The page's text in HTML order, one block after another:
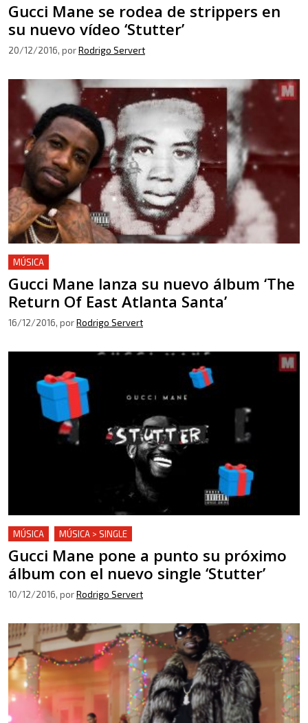
Gucci Mane se rodea de strippers en
su nuevo vídeo ‘Stutter’
20/12/2016, porRodrigo Servert
MÚSICA
Gucci Mane lanza su nuevo álbum ‘The
Return Of East Atlanta Santa’
16/12/2016, porRodrigo Servert
MÚSICA MÚSICA > SINGLE
Gucci Mane pone a punto su próximo
álbum con el nuevo single ‘Stutter’
10/12/2016, porRodrigo Servert